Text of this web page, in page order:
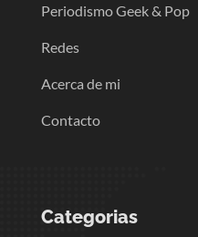
Periodismo Geek & Pop
Redes
Acerca de mi
Contacto
Categorias